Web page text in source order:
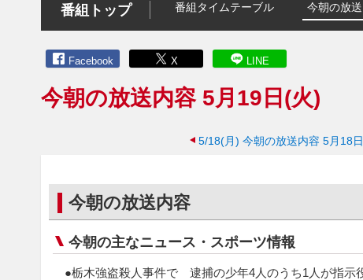
番組トップ 番組タイムテーブル 今朝の放
Facebook X LINE
今朝の放送内容 5月19日(火)
5/18(月) 今朝の放送内容 5月18
今朝の放送内容
今朝の主なニュース・スポーツ情報
●栃木強盗殺人事件で 逮捕の少年4人のうち1人が指示